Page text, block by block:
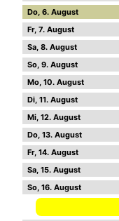
6
7
8
9
10
11
12
13
14
15
16